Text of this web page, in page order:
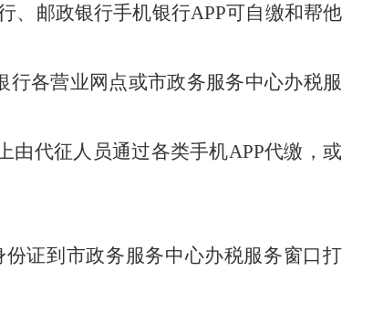
、邮政银行手机银行APP可自缴和帮他
行各营业网点或市政务服务中心办税服
由代征人员通过各类手机APP代缴，或
份证到市政务服务中心办税服务窗口打